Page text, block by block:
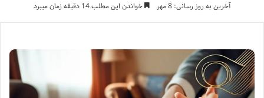
آخرین به روز رسانی: 8 مهر خواندن این مطلب 14 دقیقه زمان میبرد